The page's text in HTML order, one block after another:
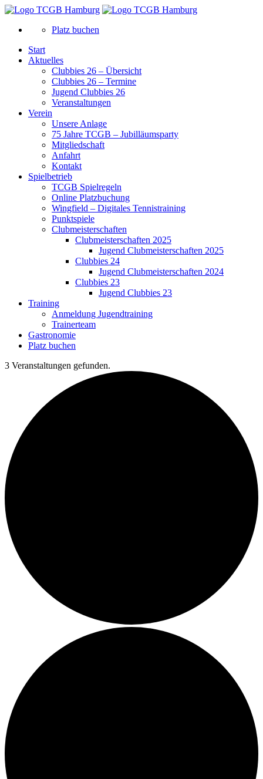
Platz buchen
Start
Aktuelles
Clubbies 26 – Übersicht
Clubbies 26 – Termine
Jugend Clubbies 26
Veranstaltungen
Verein
Unsere Anlage
75 Jahre TCGB – Jubilläumsparty
Mitgliedschaft
Anfahrt
Kontakt
Spielbetrieb
TCGB Spielregeln
Online Platzbuchung
Wingfield – Digitales Tennistraining
Punktspiele
Clubmeisterschaften
Clubmeisterschaften 2025
Jugend Clubmeisterschaften 2025
Clubbies 24
Jugend Clubmeisterschaften 2024
Clubbies 23
Jugend Clubbies 23
Training
Anmeldung Jugendtraining
Trainerteam
Gastronomie
Platz buchen
3 Veranstaltungen gefunden.